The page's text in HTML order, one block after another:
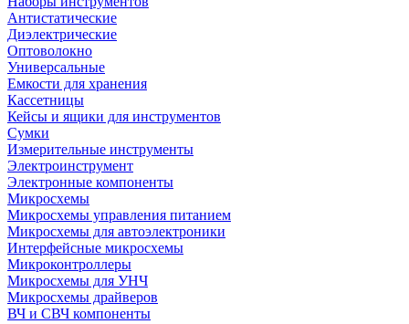
Антистатические
Диэлектрические
Оптоволокно
Универсальные
Емкости для хранения
Кассетницы
Кейсы и ящики для инструментов
Сумки
Измерительные инструменты
Электроинструмент
Электронные компоненты
Микросхемы
Микросхемы управления питанием
Микросхемы для автоэлектроники
Интерфейсные микросхемы
Микроконтроллеры
Микросхемы для УНЧ
Микросхемы драйверов
ВЧ и СВЧ компоненты